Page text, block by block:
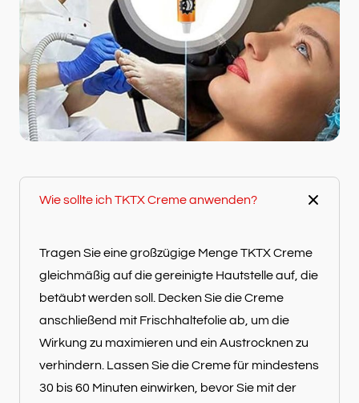
Wie sollte ich TKTX Creme anwenden?
Tragen Sie eine großzügige Menge TKTX Creme
gleichmäßig auf die gereinigte Hautstelle auf, die
betäubt werden soll. Decken Sie die Creme
anschließend mit Frischhaltefolie ab, um die
Wirkung zu maximieren und ein Austrocknen zu
verhindern. Lassen Sie die Creme für mindestens
30 bis 60 Minuten einwirken, bevor Sie mit der